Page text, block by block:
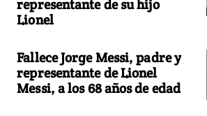
representante de su hijo
Lionel
Fallece Jorge Messi, padre y
representante de Lionel
Messi, a los 68 años de edad